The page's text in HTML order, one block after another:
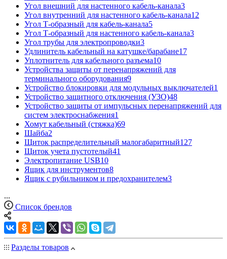
Угол внешний для настенного кабель-канала3
Угол внутренний для настенного кабель-канала12
Угол Т-образный для кабель-канала5
Угол Т-образный для настенного кабель-канала3
Угол трубы для электропроводки3
Удлинитель кабельный на катушке/барабане17
Уплотнитель для кабельного разъема10
Устройства защиты от перенапряжений для
терминального оборудования9
Устройство блокировки для модульных выключателей1
Устройство защитного отключения (УЗО)48
Устройство защиты от импульсных перенапряжений для
систем электроснабжения1
Хомут кабельный (стяжка)69
Шайба2
Щиток распределительный малогабаритный127
Щиток учета пустотелый41
Электропитание USB10
Ящик для инструментов8
Ящик с рубильником и предохранителем3
...
Список брендов
Разделы товаров